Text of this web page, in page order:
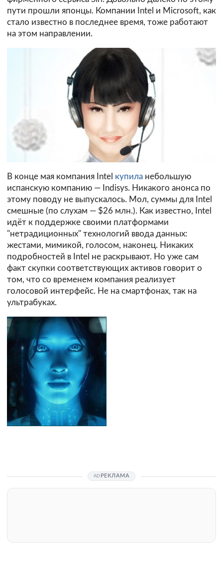
пути прошли японцы. Компании Intel и Microsoft, как
стало известно в последнее время, тоже работают
на этом направлении.
В конце мая компания Intel купила небольшую
испанскую компанию — Indisys. Никакого анонса по
этому поводу не выпускалось. Мол, суммы для Intel
смешные (по слухам — $26 млн.). Как известно, Intel
идёт к поддержке своими платформами
"нетрадиционных" технологий ввода данных:
жестами, мимикой, голосом, наконец. Никаких
подробностей в Intel не раскрывают. Но уже сам
факт скупки соответствующих активов говорит о
том, что со временем компания реализует
голосовой интерфейс. Не на смартфонах, так на
ультрабуках.
РЕКЛАМА